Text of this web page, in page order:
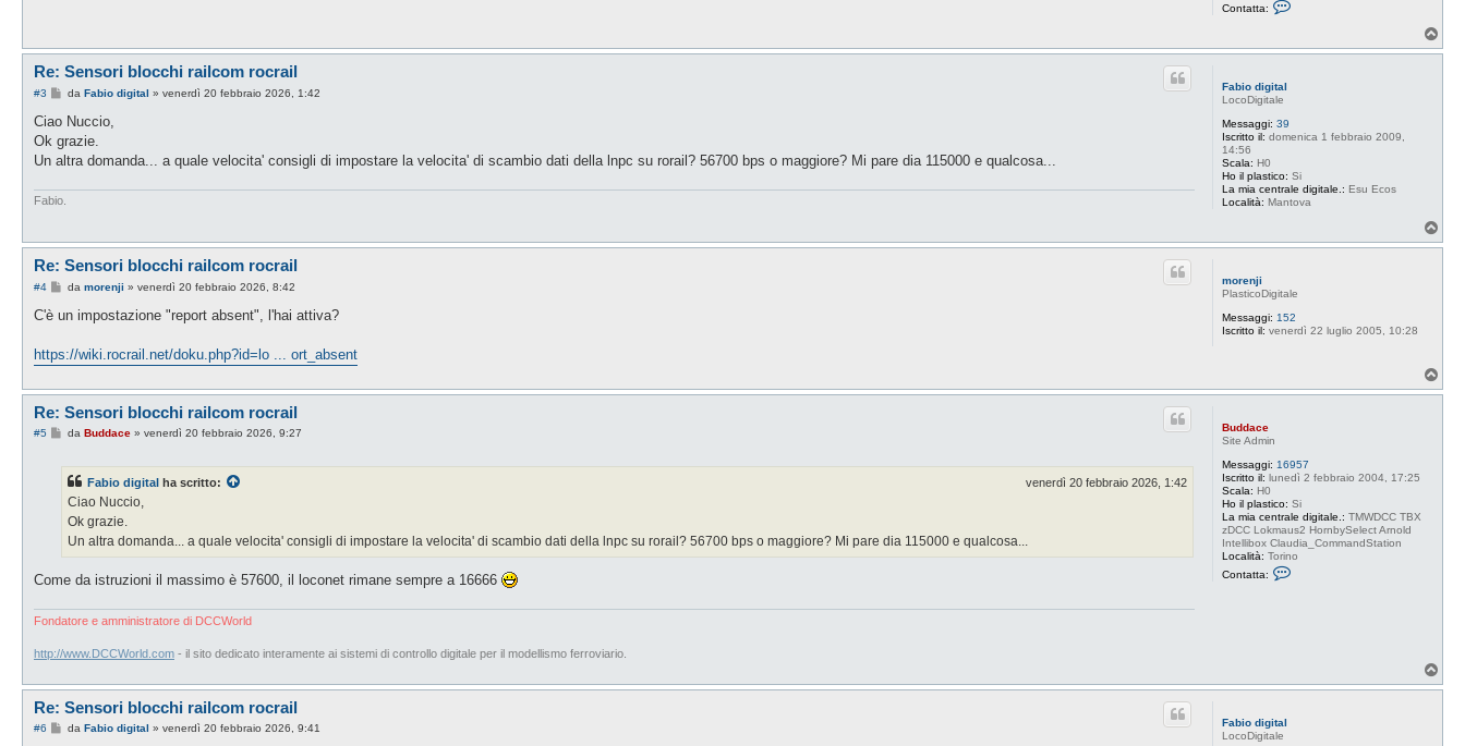
Contatta:
a
d
c
e
o
Fabio digital
LocoDigitale
Messaggi: 39
Iscritto il: domenica 1 febbraio 2009,
14:56
Scala: H0
Ho il plastico: Si
La mia centrale digitale.: Esu Ecos
Località: Mantova
Re: Sensori blocchi railcom rocrail
#3
M
s
a
g
da Fabio digital » venerdì 20 febbraio 2026, 1:42
Ciao Nuccio,
Ok grazie.
Un altra domanda... a quale velocita' consigli di impostare la velocita' di scambio dati della lnpc su rorail? 56700 bps o maggiore? Mi pare dia 115000 e qualcosa...
Fabio.
o
morenji
PlasticoDigitale
Messaggi: 152
Iscritto il: venerdì 22 luglio 2005, 10:28
Re: Sensori blocchi railcom rocrail
#4
M
s
g
g
o
da morenji » venerdì 20 febbraio 2026, 8:42
C'è un impostazione "report absent", l'hai attiva?
https://wiki.rocrail.net/doku.php?id=lo ... ort_absent
o
Buddace
Site Admin
Messaggi: 16957
Iscritto il: lunedì 2 febbraio 2004, 17:25
Scala: H0
Ho il plastico: Si
La mia centrale digitale.: TMWDCC TBX
zDCC Lokmaus2 HornbySelect Arnold
Intellibox Claudia_CommandStation
Località: Torino
Contatta:
u
Re: Sensori blocchi railcom rocrail
#5
M
a
g
o
da Buddace» venerdì 20 febbraio 2026, 9:27
Fabio digital ha scritto: venerdì 20 febbraio 2026, 1:42
Ciao Nuccio,
Ok grazie.
Un altra domanda... a quale velocita' consigli di impostare la velocita' di scambio dati della lnpc su rorail? 56700 bps o maggiore? Mi pare dia 115000 e qualcosa...
Come da istruzioni il massimo è 57600, il loconet rimane sempre a 16666
Fondatore e amministratore di DCCWorld
http://www.DCCWorld.com - il sito dedicato interamente ai sistemi di controllo digitale per il modellismo ferroviario.
o
Fabio digital
LocoDigitale
Re: Sensori blocchi railcom rocrail
#6
Mda Fabio digital » venerdì 20 febbraio 2026, 9:41